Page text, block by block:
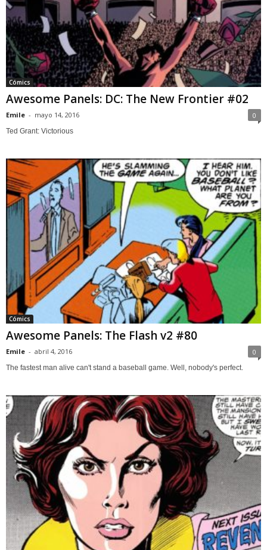
Cómics
Awesome Panels: DC: The New Frontier #02
Emile - mayo 14, 2016 0
Ted Grant: Victorious
Cómics
Awesome Panels: The Flash v2 #80
Emile - abril 4, 2016 0
The fastest man alive can't stand a baseball game. Well, nobody's perfect.